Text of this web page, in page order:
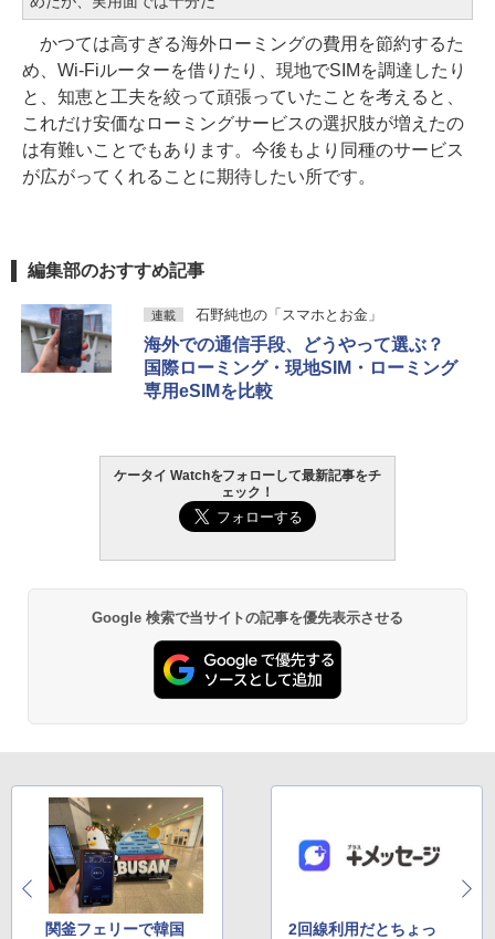
かつては高すぎる海外ローミングの費用を節約するた
め、Wi-Fiルーターを借りたり、現地でSIMを調達したり
と、知恵と工夫を絞って頑張っていたことを考えると、
これだけ安価なローミングサービスの選択肢が増えたの
は有難いことでもあります。今後もより同種のサービス
が広がってくれることに期待したい所です。
編集部のおすすめ記事
連載 石野純也の「スマホとお金」
海外での通信手段、どうやって選ぶ？
国際ローミング・現地SIM・ローミング
専用eSIMを比較
ケータイ Watchをフォローして最新記事をチ
ェック！
Google 検索で当サイトの記事を優先表示させる
関釜フェリーで韓国
2回線利用だとちょっ